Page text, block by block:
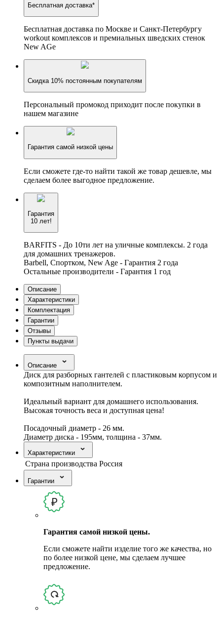
Бесплатная доставка*
Бесплатная доставка по Москве и Санкт-Петербургу
workout комплексов и премиальных шведских стенок
New AGe
Скидка 10% постоянным покупателям
Персональный промокод приходит после покупки в
нашем магазине
Гарантия самой низкой цены
Если сможете где-то найти такой же товар дешевле, мы
сделаем более выгодное предложение.
Гарантия
10 лет!
BARFITS - До 10ти лет на уличные комплексы. 2 года
для домашних тренажеров.
Barbell, Спортком, New Age - Гарантия 2 года
Остальные производители - Гарантия 1 год
Описание
Характеристики
Комплектация
Гарантии
Отзывы
Пункты выдачи
Описание
Диск для разборных гантелей с пластиковым корпусом и
композитным наполнителем.
Идеальный вариант для домашнего использования.
Высокая точность веса и доступная цена!
Посадочный диаметр - 26 мм.
Диаметр диска - 195мм, толщина - 37мм.
Характеристики
Страна производства Россия
Гарантии
Гарантия самой низкой цены.
Если сможете найти изделие того же качества, но
по более низкой цене, мы сделаем лучшее
предложение.